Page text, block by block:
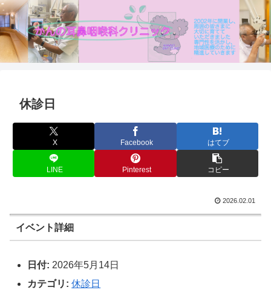
休診日
X Facebook はてブ
LINE Pinterest コピー
2026.02.01
イベント詳細
日付: 2026年5月14日
カテゴリ: 休診日